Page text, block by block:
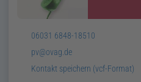
Telefon:06031 6848-18510
Mail:
pv@ovag.de
Card:Kontakt speichern (vcf-Format)